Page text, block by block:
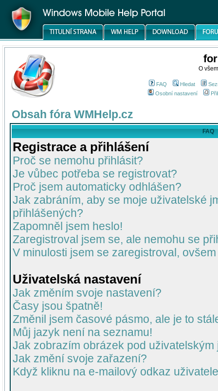
O
FAQ Hledat
Osobní nastavení
Obsah fóra WMHelp.cz
FAQ
Registrace a přihlášení
Proč se nemohu přihlásit?
Je vůbec potřeba se registrovat?
Proč jsem automaticky odhlášen?
Jak zabráním, aby se moje uživatelské
přihlášených?
Zapomněl jsem heslo!
Zaregistroval jsem se, ale nemohu se
V minulosti jsem se zaregistroval,
Uživatelská nastavení
Jak změním svoje nastavení?
Časy jsou špatně!
Změnil jsem časové pásmo, ale je to
Můj jazyk není na seznamu!
Jak zobrazím obrázek pod uživatelským
Jak změní svoje zařazení?
Když kliknu na e-mailový odkaz